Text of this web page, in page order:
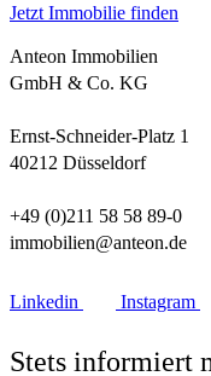
Jetzt Immobilie finden
Anteon Immobilien
GmbH & Co. KG
Ernst-Schneider-Platz 1
40212 Düsseldorf
+49 (0)211 58 58 89-0
immobilien@anteon.de
Linkedin Instagram
Stets informiert